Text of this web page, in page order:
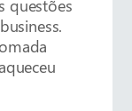
questões